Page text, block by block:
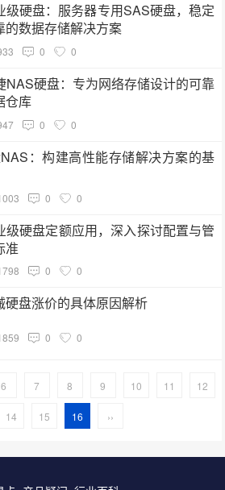
数硬盘(184)
固态硬盘(184)
(183)
sas硬盘(182)
银河Exos(181)
硬盘制造(180)
级硬盘：服务器专用SAS硬盘，稳定
的数据存储解决方案
0 0
NAS硬盘：专为网络存储设计的可靠
仓库
0 0
：构建高性能存储解决方案的基
0 0
级硬盘定额应用，深入探讨配置与管
准
0 0
硬盘涨价的具体原因解析
0 0
6 7 8 9 10 11 12
14 15 16 ››